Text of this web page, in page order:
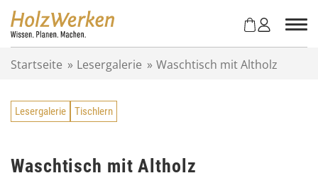
Startseite » Lesergalerie » Waschtisch mit Altholz
Lesergalerie Tischlern
Waschtisch mit Altholz